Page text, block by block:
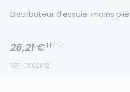
Distributeur d'essuie-mains
RÉF. 0002012
26,21 € HT